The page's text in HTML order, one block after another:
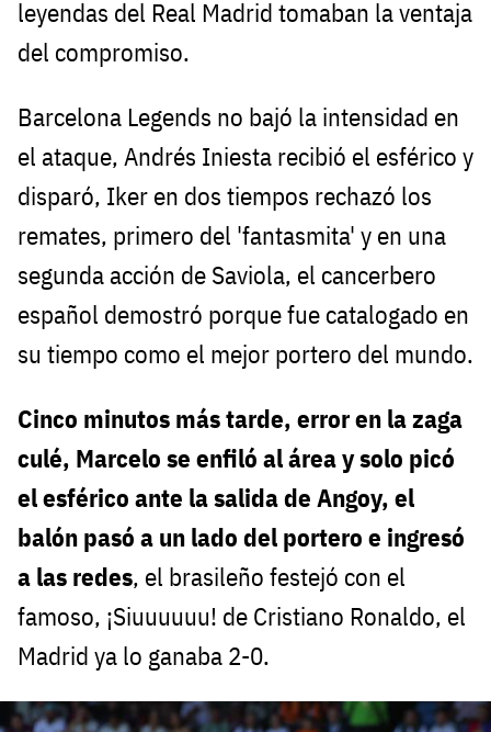
leyendas del Real Madrid tomaban la ventaja
del compromiso.
Barcelona Legends no bajó la intensidad en
el ataque, Andrés Iniesta recibió el esférico y
disparó, Iker en dos tiempos rechazó los
remates, primero del 'fantasmita' y en una
segunda acción de Saviola, el cancerbero
español demostró porque fue catalogado en
su tiempo como el mejor portero del mundo.
Cinco minutos más tarde, error en la zaga
culé, Marcelo se enfiló al área y solo picó
el esférico ante la salida de Angoy, el
balón pasó a un lado del portero e ingresó
a las redes, el brasileño festejó con el
famoso, ¡Siuuuuuu! de Cristiano Ronaldo, el
Madrid ya lo ganaba 2-0.